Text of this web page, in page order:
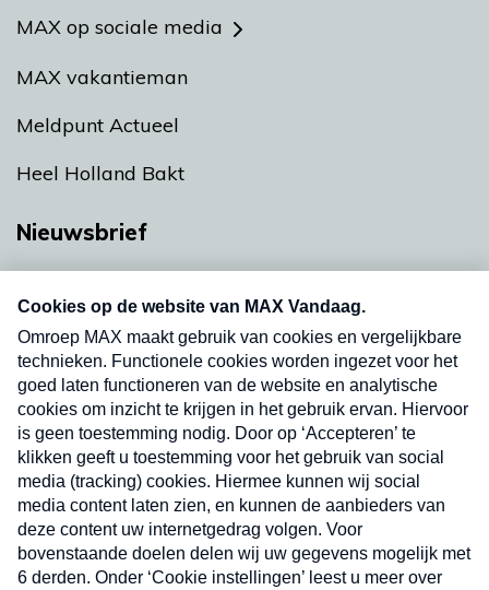
MAX op sociale media
MAX vakantieman
Meldpunt Actueel
Heel Holland Bakt
Nieuwsbrief
nieuwsbrief. Elke vrijdag- en dinsdagochtend in
uw mailbox.
Verzend